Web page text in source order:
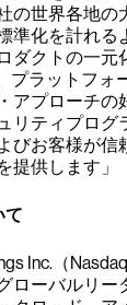
の世界各地
準化を計れる
ダクトの一元
プラットフォ
アプローチの
リティプログ
びお客様が信
提供します」
て
Inc.（
ローバルリー